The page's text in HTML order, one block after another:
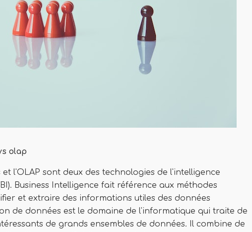
olap
l'OLAP sont deux des technologies de l'intelligence
Business Intelligence fait référence aux méthodes
et extraire des informations utiles des données
de données est le domaine de l'informatique qui traite de
de grands ensembles de données. Il combine de